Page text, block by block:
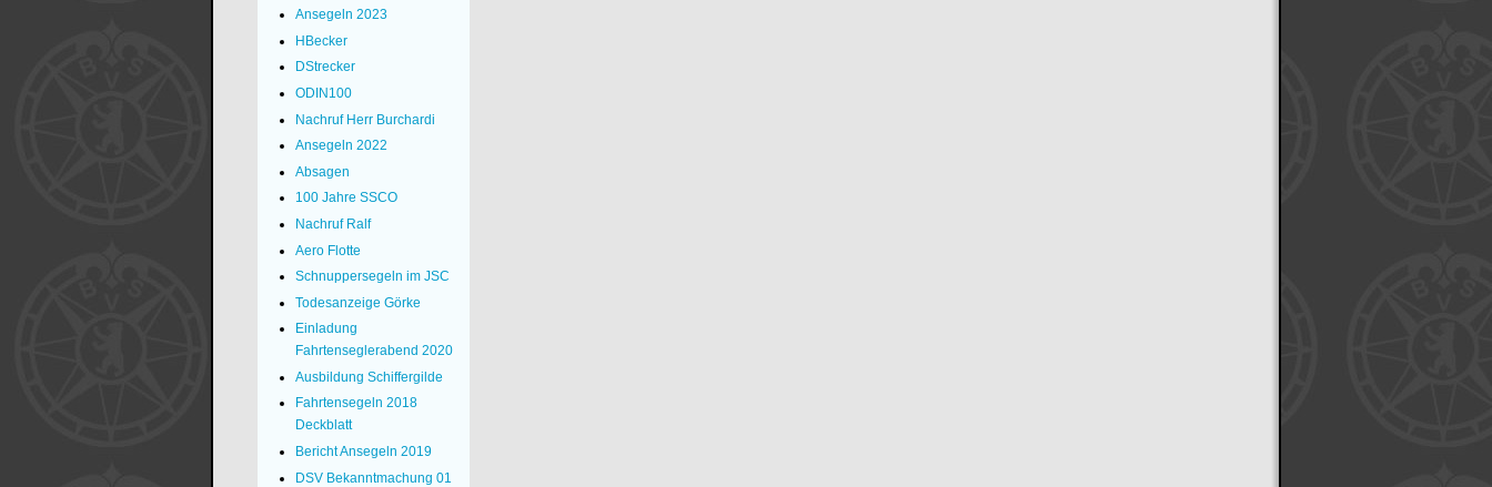
Ansegeln 2023
HBecker
DStrecker
ODIN100
Nachruf Herr Burchardi
Ansegeln 2022
Absagen
100 Jahre SSCO
Nachruf Ralf
Aero Flotte
Schnuppersegeln im JSC
Todesanzeige Görke
Einladung
Fahrtenseglerabend 2020
Ausbildung Schiffergilde
Fahrtensegeln 2018
Deckblatt
Bericht Ansegeln 2019
DSV Bekanntmachung 01